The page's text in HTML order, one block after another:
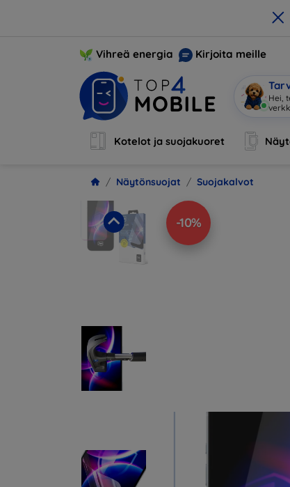
×
Vihreä energia Kirjoita meille
Hei,
Kotelot ja suojakuoret
Näytönsuojat Suojakalvot
-10%